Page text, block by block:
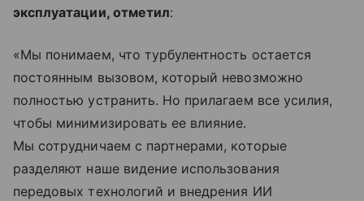
эксплуатации, отметил:
«Мы понимаем, что турбулентность остается
постоянным вызовом, который невозможно
полностью устранить. Но прилагаем все усилия,
чтобы минимизировать ее влияние.
Мы сотрудничаем с партнерами, которые
разделяют наше видение использования
передовых технологий и внедрения ИИ